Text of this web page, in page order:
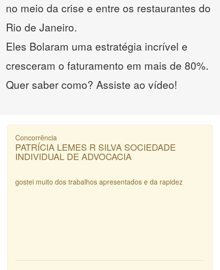
no meio da crise e entre os restaurantes do
Rio de Janeiro.
Eles Bolaram uma estratégia incrível e
cresceram o faturamento em mais de 80%.
Quer saber como? Assiste ao vídeo!
Concorrência
PATRÍCIA LEMES R SILVA SOCIEDADE
INDIVIDUAL DE ADVOCACIA
gostei muito dos trabalhos apresentados e da rapidez